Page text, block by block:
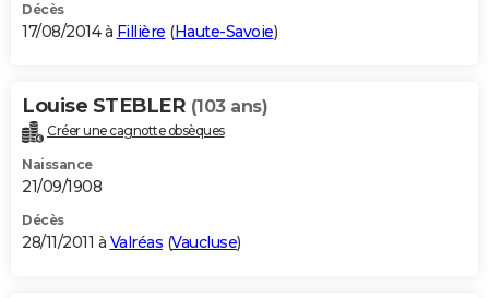
Décès
17/08/2014 à Fillière (Haute-Savoie)
Louise STEBLER (103 ans)
Créer une cagnotte obsèques
Naissance
21/09/1908
Décès
28/11/2011 à Valréas (Vaucluse)